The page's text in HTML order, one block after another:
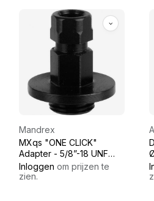
Mandrex
MXqs "ONE CLICK"
Adapter - 5/8”-18 UNF
(hole saws Ø32 – Ø210
mm)
Inloggen om prijzen te
zien.